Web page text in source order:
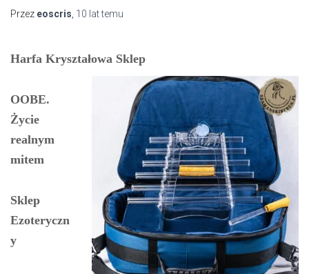
Przez eoscris 10 lattemu
Harfa Kryształowa Sklep
OOBE.
Życie
realnym
mitem
Sklep
Ezoteryczn
y